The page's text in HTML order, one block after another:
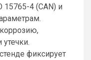
15765-4 (CAN) и
фиксирует